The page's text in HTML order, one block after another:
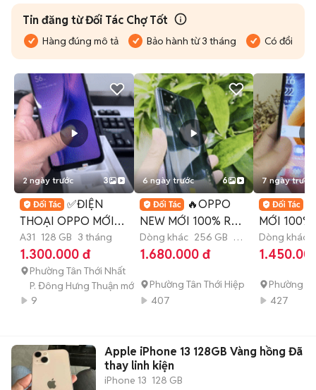
Tin đăng từ Đối Tác Chợ Tốt
Hàng đúng mô tả Bảo hành từ 3 tháng Có đổi trả
2 ngày trước 3
✅ĐIỆN
THOẠI OPPO MỚI
GIẢI TRÍ MƯỢT MÀ✅
A31 128 GB 3 tháng
1.300.000 đ
Phường Tân Thới Nhất
P. Đông Hưng Thuận mới
9
6 ngày trước 6
🔥OPPO
NEW MỚI 100% RAM
8GB-256GB ĐẸP
MẠNH MẼ🔥
Dòng khác 256 GB 3
tháng
1.680.000 đ
Phường Tân Thới Hiệp
407
7 ngày trước
MỚI 100%
8GB-
GRAB BE
Dòng khác
tháng
Phường
427
Apple iPhone 13 128GB Vàng hồng Đã
thay linh kiện
iPhone 13 128 GB